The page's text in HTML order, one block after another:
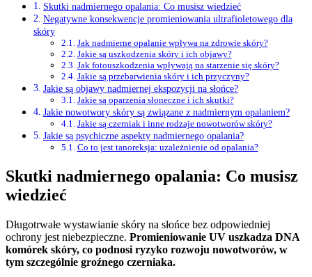
Skutki nadmiernego opalania: Co musisz wiedzieć
Negatywne konsekwencje promieniowania ultrafioletowego dla
skóry
Jak nadmierne opalanie wpływa na zdrowie skóry?
Jakie są uszkodzenia skóry i ich objawy?
Jak fotouszkodzenia wpływają na starzenie się skóry?
Jakie są przebarwienia skóry i ich przyczyny?
Jakie są objawy nadmiernej ekspozycji na słońce?
Jakie są oparzenia słoneczne i ich skutki?
Jakie nowotwory skóry są związane z nadmiernym opalaniem?
Jakie są czerniak i inne rodzaje nowotworów skóry?
Jakie są psychiczne aspekty nadmiernego opalania?
Co to jest tanoreksja: uzależnienie od opalania?
Skutki nadmiernego opalania: Co musisz
wiedzieć
Długotrwałe wystawianie skóry na słońce bez odpowiedniej
ochrony jest niebezpieczne. Promieniowanie UV uszkadza DNA
komórek skóry, co podnosi ryzyko rozwoju nowotworów, w
tym szczególnie groźnego czerniaka.